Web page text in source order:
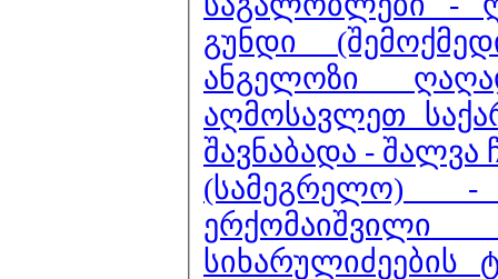
გუნდი
ანგელოზი
აღმოსავლეთ
შავნაბადა - შალვა
(სამეგრელო)